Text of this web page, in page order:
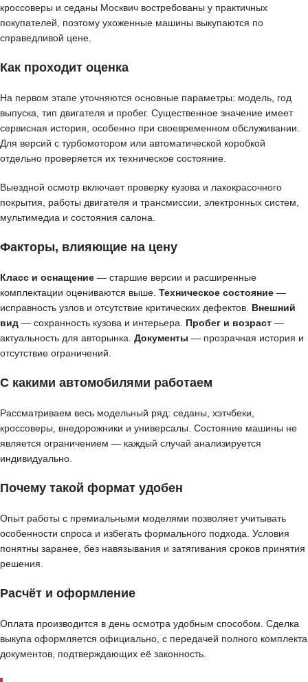
кроссоверы и седаны Москвич востребованы у практичных
покупателей, поэтому ухоженные машины выкупаются по
справедливой цене.
Как проходит оценка
На первом этапе уточняются основные параметры: модель, год
выпуска, тип двигателя и пробег. Существенное значение имеет
сервисная история, особенно при своевременном обслуживании.
Для версий с турбомотором или автоматической коробкой
отдельно проверяется их техническое состояние.
Выездной осмотр включает проверку кузова и лакокрасочного
покрытия, работы двигателя и трансмиссии, электронных систем,
мультимедиа и состояния салона.
Факторы, влияющие на цену
Класс и оснащение — старшие версии и расширенные
комплектации оцениваются выше. Техническое состояние —
исправность узлов и отсутствие критических дефектов. Внешний
вид — сохранность кузова и интерьера. Пробег и возраст —
актуальность для авторынка. Документы — прозрачная история и
отсутствие ограничений.
С какими автомобилями работаем
Рассматриваем весь модельный ряд: седаны, хэтчбеки,
кроссоверы, внедорожники и универсалы. Состояние машины не
является ограничением — каждый случай анализируется
индивидуально.
Почему такой формат удобен
Опыт работы с премиальными моделями позволяет учитывать
особенности спроса и избегать формального подхода. Условия
понятны заранее, без навязывания и затягивания сроков принятия
решения.
Расчёт и оформление
Оплата производится в день осмотра удобным способом. Сделка
выкупа оформляется официально, с передачей полного комплекта
документов, подтверждающих её законность.